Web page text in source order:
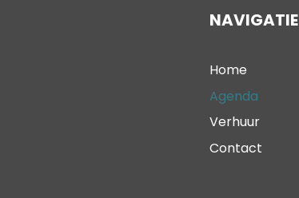
NAVIGATIE
Home
Agenda
Verhuur
Contact